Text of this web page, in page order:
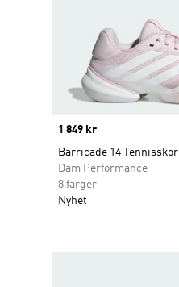
Price
1 849 kr
Barricade 14 Tennisskor
Dam Performance
8 färger
Nyhet